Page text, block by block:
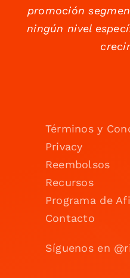
promoción
ningún nivel
Términos y
Privacy
Reembolsos
Recursos
Programa de
Contacto
Síguenos en